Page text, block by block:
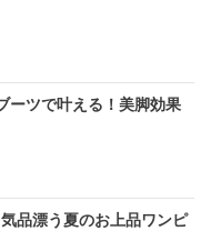
ーツで叶える！美脚効果
品漂う夏のお上品ワンピ